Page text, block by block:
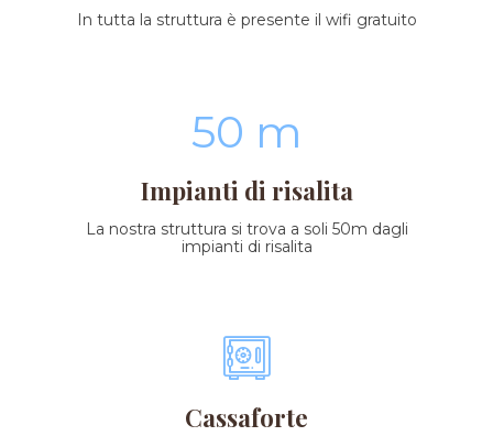
In tutta la struttura è presente il wifi gratuito
50 m
Impianti di risalita
La nostra struttura si trova a soli 50m dagli
impianti di risalita
Cassaforte